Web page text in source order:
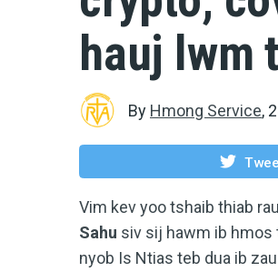
hauj lwm
By Hmong Service,
Vim kev yoo tshaib thiab
Sahu siv sij hawm ib hmos
nyob Is Ntias teb dua ib